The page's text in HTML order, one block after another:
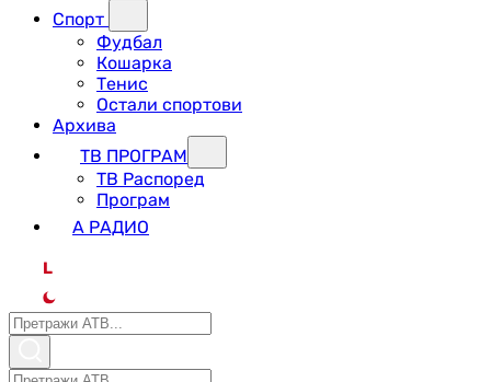
Спорт
Фудбал
Кошарка
Тенис
Остали спортови
Архива
ТВ ПРОГРАМ
ТВ Распоред
Програм
А РАДИО
L